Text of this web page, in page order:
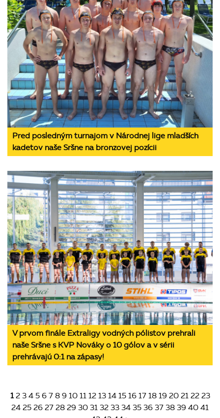
Pred posledným turnajom v Národnej lige mladších
kadetov naše Sršne na bronzovej pozícii
V prvom finále Extraligy vodných pólistov prehrali
naše Sršne s KVP Nováky o 10 gólov a v sérii
prehrávajú 0:1 na zápasy!
1 2 3 4 5 6 7 8 9 10 11 12 13 14 15 16 17 18 19 20 21 22 23
24 25 26 27 28 29 30 31 32 33 34 35 36 37 38 39 40 41